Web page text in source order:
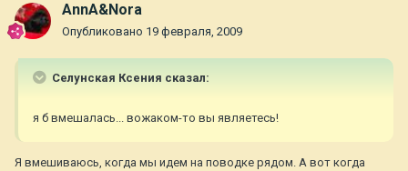
AnnA&Nora
Опубликовано 19 февраля, 2009
Селунская Ксения сказал:
я б вмешалась... вожаком-то вы являетесь!
Я вмешиваюсь, когда мы идем на поводке рядом. А вот когда